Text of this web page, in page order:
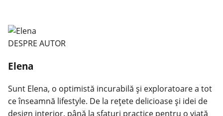
DESPRE AUTOR
Elena
Sunt Elena, o optimistă incurabilă și exploratoare a tot
ce înseamnă lifestyle. De la rețete delicioase și idei de
design interior, până la sfaturi practice pentru o viață